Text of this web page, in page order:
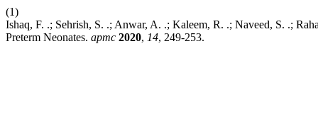
(1)
Ishaq, F. .; Sehrish, S. .; Anwar, A. .; Kaleem, R. .; Naveed, S. .;
Preterm Neonates. apmc 2020, 14, 249-253.